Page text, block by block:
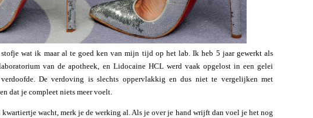
wat ik maar al te goed ken van mijn tijd op het lab. Ik heb 5 jaar gewerkt als
van de apotheek, en Lidocaine HCL werd vaak opgelost in een gelei
De verdoving is slechts oppervlakkig en dus niet te vergelijken met
dat je compleet niets meer voelt.
kwartiertje wacht, merk je de werking al. Als je over je hand wrijft dan voel je het nog